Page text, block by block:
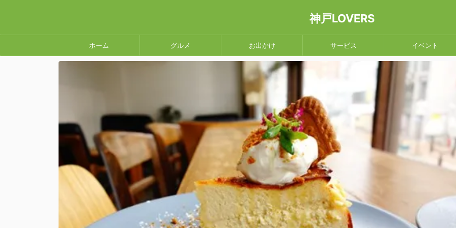
神戸LOVERS
ホーム グルメ お出かけ サービス イベント